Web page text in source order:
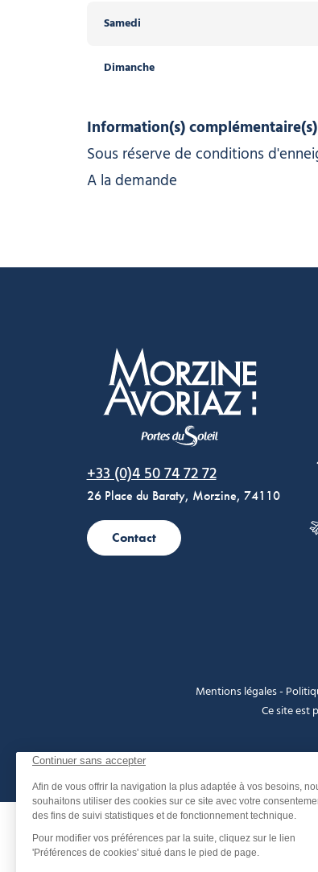
Samedi
Dimanche
Information(s)
Sous réserve de conditions
A la demande
+33 (0)4 50 74 72 72
26 Place du Baraty, Morzine, 74110
Contact
Mentions légales-
Ce site est